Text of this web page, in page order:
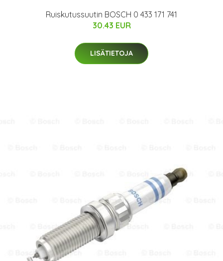
Ruiskutussuutin BOSCH 0 433 171 741
30.43 EUR
LISÄTIETOJA